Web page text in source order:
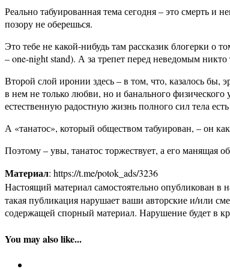
Реально табуированная тема сегодня – это смерть
позору не оберешься.
Это тебе не какой-нибудь там рассказик блогерки о
– one-night stand). А за трепет перед неведомым
Второй слой иронии здесь – в том, что, казалось бы,
в нем не только любви, но и банального
естественную радостную жизнь полного сил тела
А «танатос», который обществом табуирован, – он
Поэтому – увы, танатос торжествует, а его манящая
Материал: https://t.me/potok_ads/3236
Настоящий материал самостоятельно опубликован в
такая публикация нарушает ваши авторские и/или
содержащей спорный материал. Нарушение будет в
You may also like...